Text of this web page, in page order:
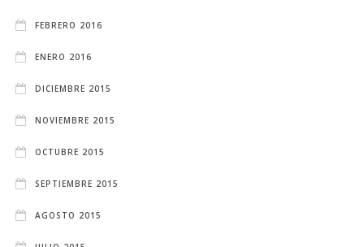
FEBRERO 2016
ENERO 2016
DICIEMBRE 2015
NOVIEMBRE 2015
OCTUBRE 2015
SEPTIEMBRE 2015
AGOSTO 2015